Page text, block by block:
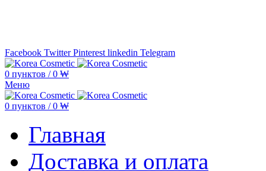
Facebook Twitter Pinterest linkedin Telegram
0 пунктов / 0 ₩
Меню
0 пунктов / 0 ₩
Главная
Доставка и оплата